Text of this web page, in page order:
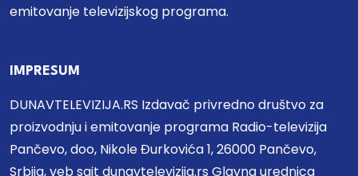
emitovanje televizijskog programa.
IMPRESUM
DUNAVTELEVIZIJA.RS Izdavač privredno društvo za
proizvodnju i emitovanje programa Radio-televizija
Pančevo, doo, Nikole Đurkovića 1, 26000 Pančevo,
Srbija, veb sajt dunavtelevizija.rs Glavna urednica